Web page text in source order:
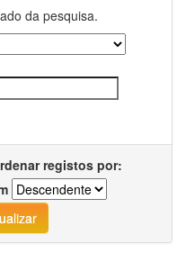
da pesquisa.
registos por: